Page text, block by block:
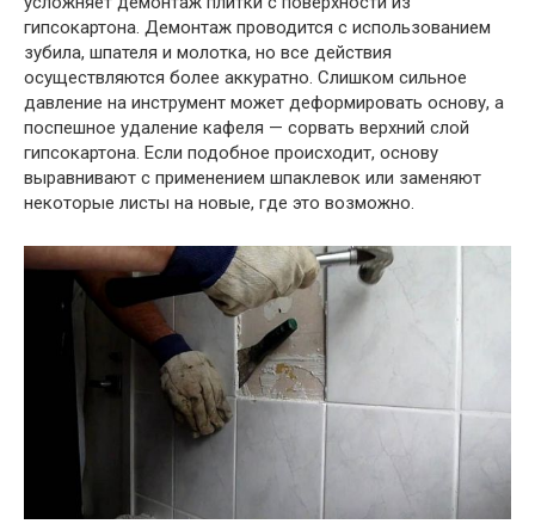
гипсокартона. Демонтаж проводится с использованием
зубила, шпателя и молотка, но все действия
осуществляются более аккуратно. Слишком сильное
давление на инструмент может деформировать основу, а
поспешное удаление кафеля — сорвать верхний слой
гипсокартона. Если подобное происходит, основу
выравнивают с применением шпаклевок или заменяют
некоторые листы на новые, где это возможно.